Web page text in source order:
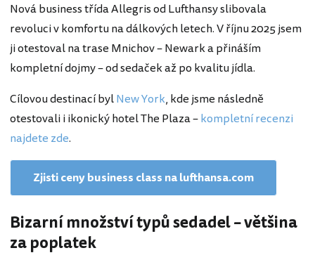
Nová business třída Allegris od Lufthansy slibovala
revoluci v komfortu na dálkových letech. V říjnu 2025 jsem
ji otestoval na trase Mnichov – Newark a přináším
kompletní dojmy – od sedaček až po kvalitu jídla.
Cílovou destinací bylNew York, kde jsme následně
otestovali i ikonický hotel The Plaza –kompletní recenzi
najdete zde.
Zjisti ceny business class na lufthansa.com
Bizarní množství typů sedadel – většina
za poplatek